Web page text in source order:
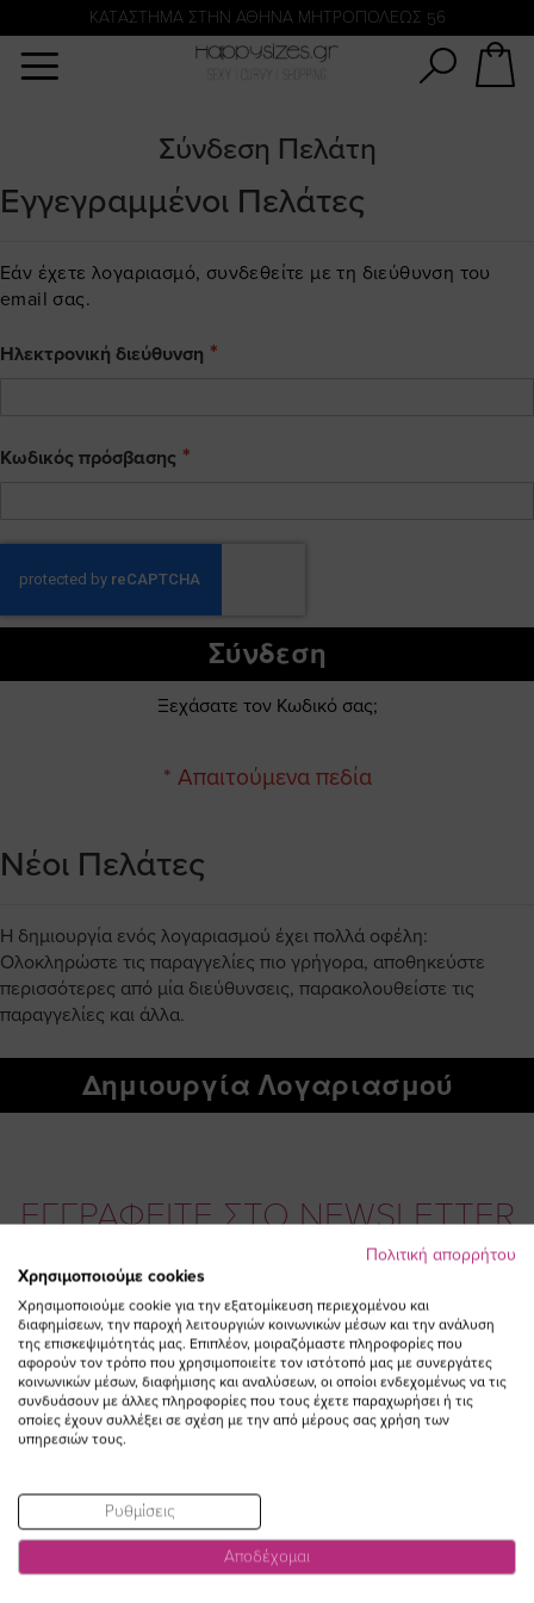
KATΑΣΤΗΜΑ ΣΤΗΝ ΑΘΗΝΑ ΜΗΤΡΟΠΟΛΕΩΣ 56
Σύνδεση Πελάτη
Εγγεγραμμένοι Πελάτες
Εάν έχετε λογαριασμό, συνδεθείτε με τη διεύθυνση του
email σας.
Ηλεκτρονική διεύθυνση
Κωδικός πρόσβασης
Σύνδεση
Ξεχάσατε τον Κωδικό σας;
Νέοι Πελάτες
Η δημιουργία ενός λογαριασμού έχει πολλά οφέλη:
Ολοκληρώστε τις παραγγελίες πιο γρήγορα, αποθηκεύστε
περισσότερες από μία διεύθυνσεις, παρακολουθείστε τις
παραγγελίες και άλλα.
Δημιουργία Λογαριασμού
ΕΓΓΡΑΦΕΙΤΕ ΣΤΟ NEWSLETTER
Email
Συμφωνώ με τουςΌρους Χρήσης
VisitVisitVisitVisit
Αναζήτηση
Πολιτική απορρήτου
Χρησιμοποιούμε cookies
Χρησιμοποιούμε cookie για την εξατομίκευση περιεχομένου και
διαφημίσεων, την παροχή λειτουργιών κοινωνικών μέσων και την ανάλυση
της επισκεψιμότητάς μας. Επιπλέον, μοιραζόμαστε πληροφορίες που
αφορούν τον τρόπο που χρησιμοποιείτε τον ιστότοπό μας με συνεργάτες
κοινωνικών μέσων, διαφήμισης και αναλύσεων, οι οποίοι ενδεχομένως να τις
συνδυάσουν με άλλες πληροφορίες που τους έχετε παραχωρήσει ή τις
οποίες έχουν συλλέξει σε σχέση με την από μέρους σας χρήση των
υπηρεσιών τους.
Ρυθμίσεις
Αποδέχομαι